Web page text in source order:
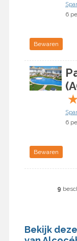
Bewaren
Bewaren
9
Bekijk